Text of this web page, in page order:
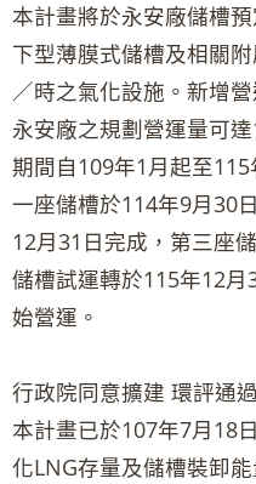
本計畫將於永安廠儲槽
下型薄膜式儲槽及相關
／時之氣化設施。新增
永安廠之規劃營運量可
期間自109年1月起至
一座儲槽於114年9月30
12月31日完成，第三座
儲槽試運轉於115年12
始營運。
行政院同意擴建 環評通
本計畫已於107年7月18
化LNG存量及儲槽裝卸